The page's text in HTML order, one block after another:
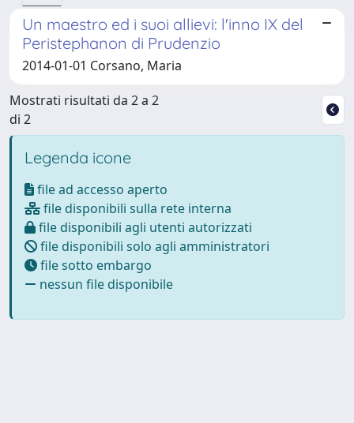
Un maestro ed i suoi allievi: l'inno IX del
Peristephanon di Prudenzio
2014-01-01 Corsano, Maria
Mostrati risultati da 2 a 2
di 2
Legenda icone
file ad accesso aperto
file disponibili sulla rete interna
file disponibili agli utenti autorizzati
file disponibili solo agli amministratori
file sotto embargo
nessun file disponibile